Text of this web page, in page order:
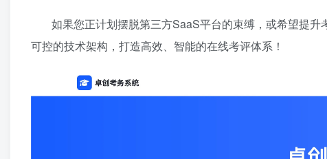
如果您正计划摆脱第三方SaaS平台的束缚，或希望提升
可控的技术架构，打造高效、智能的在线考评体系！